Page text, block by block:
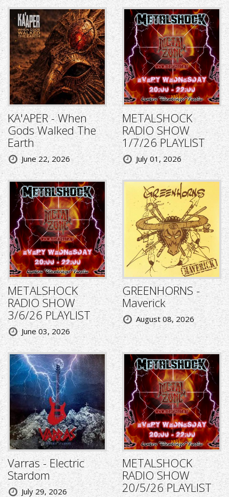
KA'APER - When
Gods Walked The
Earth
June 22, 2026
METALSHOCK
RADIO SHOW
1/7/26 PLAYLIST
July 01, 2026
METALSHOCK
RADIO SHOW
3/6/26 PLAYLIST
June 03, 2026
GREENHORNS -
Maverick
August 08, 2026
Varras - Electric
Stardom
July 29, 2026
METALSHOCK
RADIO SHOW
20/5/26 PLAYLIST